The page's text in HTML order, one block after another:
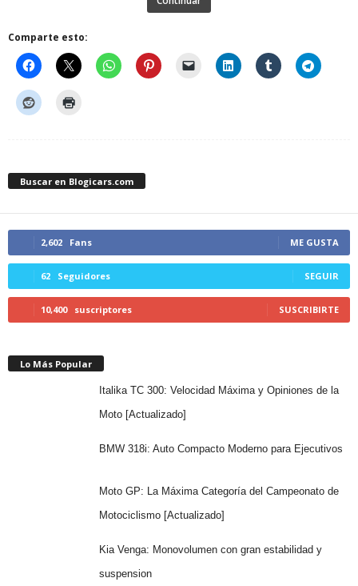
Comparte esto:
Buscar en Blogicars.com
2,602 Fans ME GUSTA
62 Seguidores SEGUIR
10,400 suscriptores SUSCRIBIRTE
Lo Más Popular
Italika TC 300: Velocidad Máxima y Opiniones de la
Moto [Actualizado]
BMW 318i: Auto Compacto Moderno para Ejecutivos
Moto GP: La Máxima Categoría del Campeonato de
Motociclismo [Actualizado]
Kia Venga: Monovolumen con gran estabilidad y
suspension